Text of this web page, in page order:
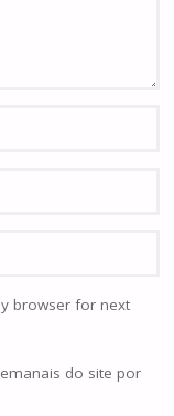
browser for next
do site por